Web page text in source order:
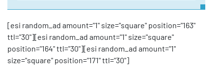
[esi random_ad amount="1" size="square" position="163"
ttl="30"][esi random_ad amount="1" size="square"
position="164" ttl="30"][esi random_ad amount="1"
size="square" position="171" ttl="30"]